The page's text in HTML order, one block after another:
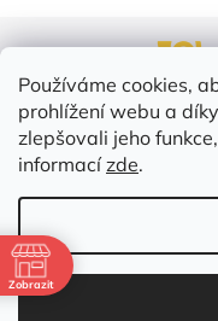
Používáme cookies,
prohlížení webu a
zlepšovali jeho
informacízde.
Copyright 2026
Zobrazit